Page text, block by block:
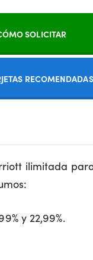
SOLICITAR
RECOMENDADAS
ilimitada
y 22,99%.